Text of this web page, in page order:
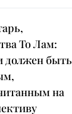
То Лам:
должен быть
на